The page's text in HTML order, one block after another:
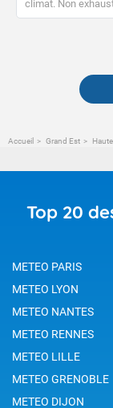
climat. Non
publications. Vous
Accueil Grand Est
Top 20
METEO PARIS
METEO LYON
METEO NANTES
METEO RENNES
METEO LILLE
METEO GRENOBLE
METEO DIJON